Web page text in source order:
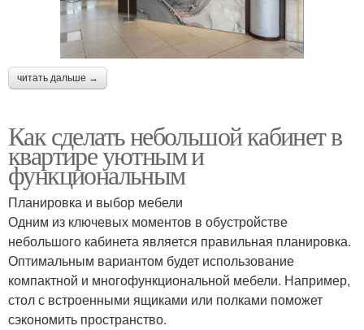
читать дальше →
Как сделать небольшой кабинет в
квартире уютным и
функциональным
Планировка и выбор мебели
Одним из ключевых моментов в обустройстве
небольшого кабинета является правильная планировка.
Оптимальным вариантом будет использование
компактной и многофункциональной мебели. Например,
стол с встроенными ящиками или полками поможет
сэкономить пространство.